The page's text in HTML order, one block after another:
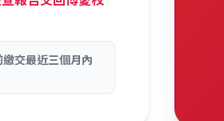
交最近三個月內